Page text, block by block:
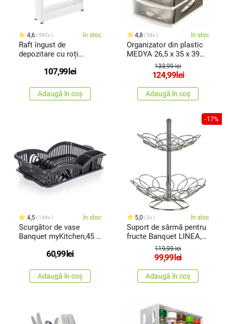
4,6 592x în stoc
Raft îngust de
depozitare cu roți
107,99 lei
Adaugă în coș
4,8 38x în stoc
Organizator din plastic
MEDYA 26,5 x 35 x 39
cm, maro133,99 lei
124,99 lei
Adaugă în coș
4,5 149x în stoc
Scurgător de vase
Banquet myKitchen,45 x
60,99 lei
Adaugă în coș
-17%
5,0 2x în stoc
Suport de sârmă pentru
fructe Banquet LINEA,
30 x33 cm119,99 lei
99,99 lei
Adaugă în coș